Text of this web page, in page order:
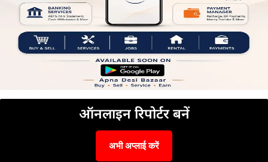
ऑनलाइन रिपोर्टर बनें
अभी अप्लाई करें